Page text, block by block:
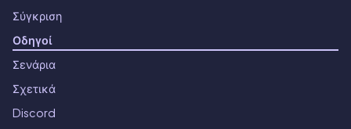
Σύγκριση
Οδηγοί
Σενάρια
Σχετικά
Discord